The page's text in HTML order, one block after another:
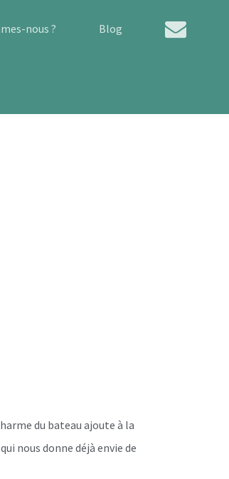
nous ? Blog
du bateau ajoute à la
nous donne déjà envie de